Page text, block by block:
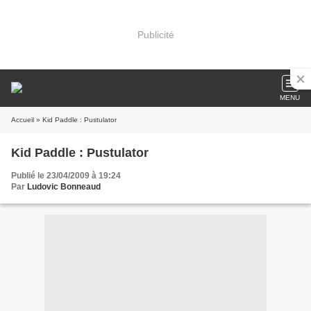
Publicité
MENU
Accueil » Kid Paddle : Pustulator
Kid Paddle : Pustulator
Publié le 23/04/2009 à 19:24
Par Ludovic Bonneaud